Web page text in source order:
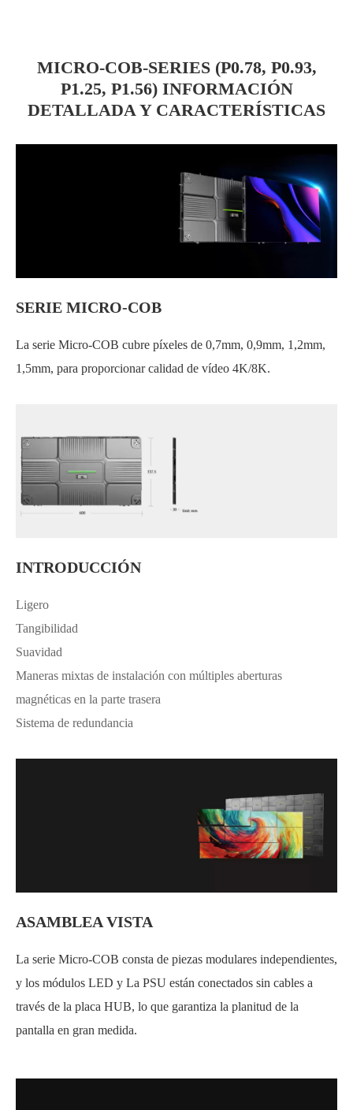
MICRO-COB-SERIES (P0.78, P0.93,
P1.25, P1.56) INFORMACIÓN
DETALLADA Y CARACTERÍSTICAS
SERIE MICRO-COB
La serie Micro-COB cubre píxeles de 0,7mm, 0,9mm, 1,2mm,
1,5mm, para proporcionar calidad de vídeo 4K/8K.
INTRODUCCIÓN
Ligero
Tangibilidad
Suavidad
Maneras mixtas de instalación con múltiples aberturas
magnéticas en la parte trasera
Sistema de redundancia
ASAMBLEA VISTA
La serie Micro-COB consta de piezas modulares independientes,
y los módulos LED y La PSU están conectados sin cables a
través de la placa HUB, lo que garantiza la planitud de la
pantalla en gran medida.